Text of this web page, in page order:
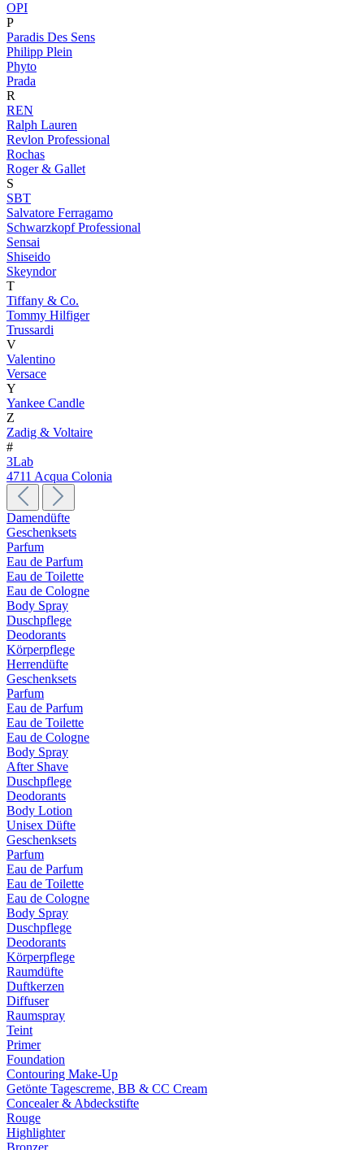
OPI
P
Paradis Des Sens
Philipp Plein
Phyto
Prada
R
REN
Ralph Lauren
Revlon Professional
Rochas
Roger & Gallet
S
SBT
Salvatore Ferragamo
Schwarzkopf Professional
Sensai
Shiseido
Skeyndor
T
Tiffany & Co.
Tommy Hilfiger
Trussardi
V
Valentino
Versace
Y
Yankee Candle
Z
Zadig & Voltaire
#
3Lab
4711 Acqua Colonia
Damendüfte
Geschenksets
Parfum
Eau de Parfum
Eau de Toilette
Eau de Cologne
Body Spray
Duschpflege
Deodorants
Körperpflege
Herrendüfte
Geschenksets
Parfum
Eau de Parfum
Eau de Toilette
Eau de Cologne
Body Spray
After Shave
Duschpflege
Deodorants
Body Lotion
Unisex Düfte
Geschenksets
Parfum
Eau de Parfum
Eau de Toilette
Eau de Cologne
Body Spray
Duschpflege
Deodorants
Körperpflege
Raumdüfte
Duftkerzen
Diffuser
Raumspray
Teint
Primer
Foundation
Contouring Make-Up
Getönte Tagescreme, BB & CC Cream
Concealer & Abdeckstifte
Rouge
Highlighter
Bronzer